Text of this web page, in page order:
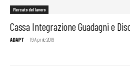
Mercato del lavoro
Cassa Integrazione Guadagni e
ADAPT - 19 Aprile 2019